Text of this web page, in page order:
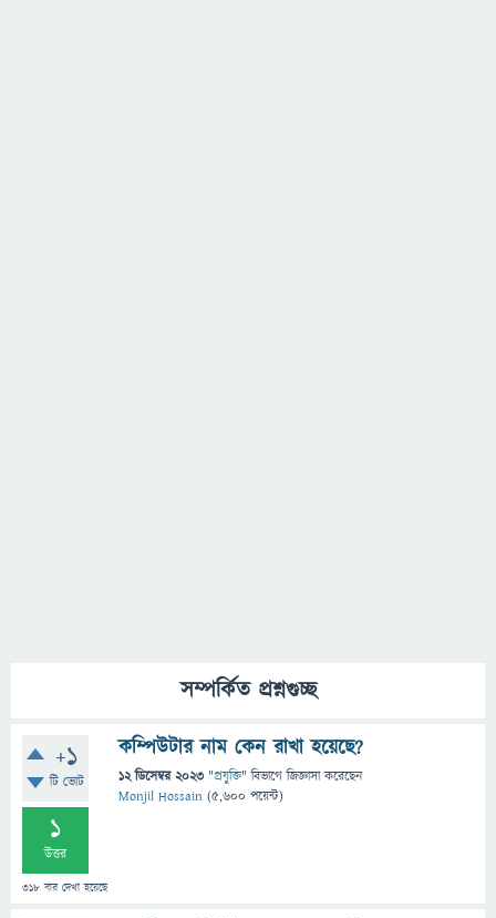
সম্পর্কিত প্রশ্নগুচ্ছ
+1
টি ভোট
1
উত্তর
318 বার দেখা হয়েছে
কম্পিউটার নাম কেন রাখা হয়েছে?
12 ডিসেম্বর 2023 "প্রযুক্তি" বিভাগে জিজ্ঞাসাকরেছেন
Monjil Hossain (5,600 পয়েন্ট)